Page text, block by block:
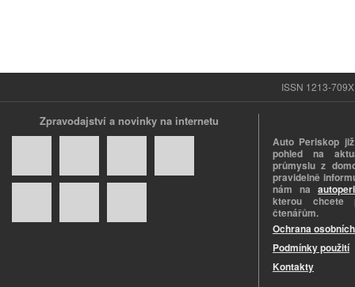
ISSN 1213-
Zpravodajství a novinky na internetu
Auto Periskop
pohled na
průmyslu z
pravidelně
nám na
kterou chcete
čtenářům.
Ochrana
Podmínky použití
Kontakty